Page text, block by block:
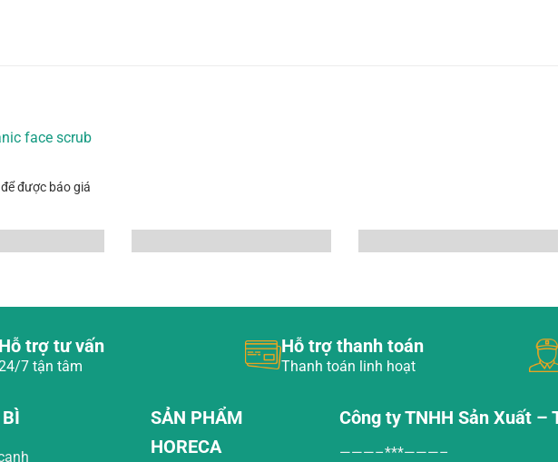
được báo giá
Hỗ trợ tư vấn
7 tận tâm
Hỗ trợ thanh toán
Thanh toán linh hoạt
SẢN PHẨM
HORECA
Công ty TNHH Sản Xuất –
———–***———–